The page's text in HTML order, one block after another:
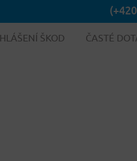
HLÁŠENÍ ŠKOD ČASTÉ